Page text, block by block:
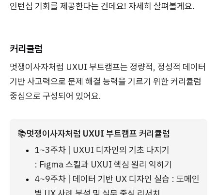
인턴십 기회를 제공한다는 건데요! 자세히 살펴볼게요.
커리큘럼
멋쟁이사자처럼 UXUI 부트캠프는 정량적, 정성적 데이터
기반 사고력으로 문제 해결 능력을 기르기 위한 커리큘럼
중심으로 구성되어 있어요.
📚멋쟁이사자처럼 UXUI 부트캠프 커리큘럼
1~3주차 | UXUI 디자인의 기초 다지기
: Figma 스킬과 UXUI 핵심 원리 익히기
4~9주차 | 데이터 기반 UX 디자인 실습 : 도메인